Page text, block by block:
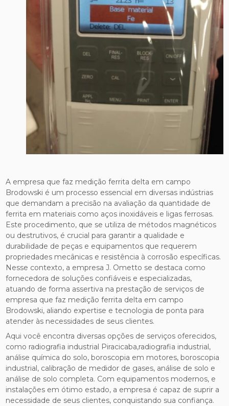
A empresa que faz medição ferrita delta em campo
Brodowski é um processo essencial em diversas indústrias
que demandam a precisão na avaliação da quantidade de
ferrita em materiais como aços inoxidáveis e ligas ferrosas.
Este procedimento, que se utiliza de métodos magnéticos
ou destrutivos, é crucial para garantir a qualidade e
durabilidade de peças e equipamentos que requerem
propriedades mecânicas e resistência à corrosão específicas.
Nesse contexto, a empresa J. Ometto se destaca como
fornecedora de soluções confiáveis e especializadas,
atuando de forma assertiva na prestação de serviços de
empresa que faz medição ferrita delta em campo
Brodowski, aliando expertise e tecnologia de ponta para
atender às necessidades de seus clientes.
Aqui você encontra diversas opções de serviços oferecidos,
como radiografia industrial Piracicaba,radiografia industrial,
análise química do solo, boroscopia em motores, boroscopia
industrial, calibração de medidor de gases, análise de solo e
análise de solo completa. Com equipamentos modernos, e
instalações em ótimo estado, a empresa é capaz de suprir a
necessidade de seus clientes, conquistando sua confiança.